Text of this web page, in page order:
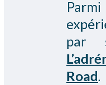
par
Road.